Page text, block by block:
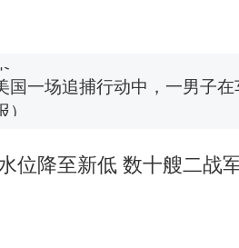
国一场追捕行动中，一男子
）
国渔民钓获鲨鱼徒手将其拽
位降至新低 数十艘二战